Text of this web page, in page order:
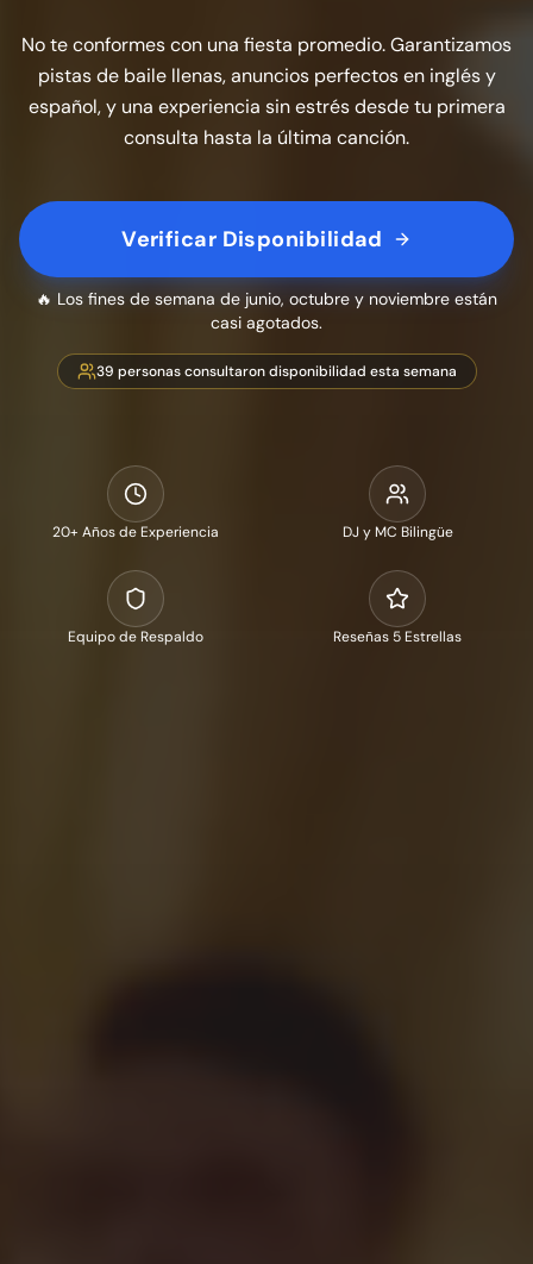
No te conformes con una fiesta promedio. Garantizamos
pistas de baile llenas, anuncios perfectos en inglés y
español, y una experiencia sin estrés desde tu primera
consulta hasta la última canción.
Verificar Disponibilidad
🔥 Los fines de semana de junio, octubre y noviembre están
casi agotados.
39 personas consultaron disponibilidad esta semana
20+ Años de Experiencia DJ y MC Bilingüe
Equipo de Respaldo Reseñas 5 Estrellas